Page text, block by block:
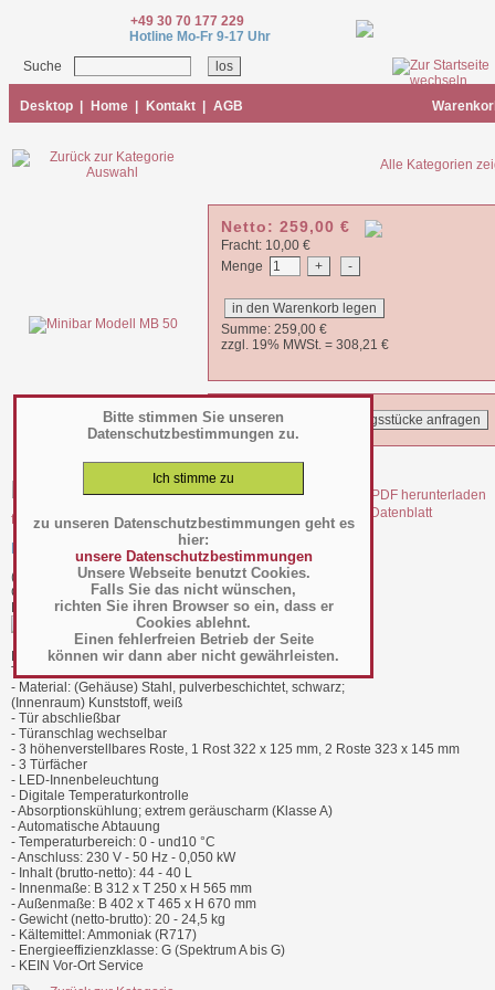
Bitte stimmen Sie unseren
Datenschutzbestimmungen zu.
zu unseren Datenschutzbestimmungen geht es
hier:
unsere Datenschutzbestimmungen
Unsere Webseite benutzt Cookies.
Falls Sie das nicht wünschen,
richten Sie ihren Browser so ein, dass er
Cookies ablehnt.
Einen fehlerfreien Betrieb der Seite
können wir dann aber nicht gewährleisten.
+49 30 70 177 229
Hotline Mo-Fr 9-17 Uhr
Suche
Desktop Home Kontakt AGB
Alle Kategorien
Netto: 259,00 €
Fracht: 10,00 €
Menge
Summe: 259,00 €
zzgl. 19% MWSt. = 308,21 €
file_19818_1.pdf Energielabel file_19818.pdf Datenblatt
Minibar Modell MB 50 U - 456-10071
(Art.-Nr.: 031.19.022)
GTIN: 4017337071753
Hersteller/Großhändler Saro
BTH 402 x 465 x 670 mm
Temp. 0°C bis 10°C
- Material: (Gehäuse) Stahl, pulverbeschichtet, schwarz;
(Innenraum) Kunststoff, weiß
- Tür abschließbar
- Türanschlag wechselbar
- 3 höhenverstellbares Roste, 1 Rost 322 x 125 mm, 2 Roste 323 x 145 mm
- 3 Türfächer
- LED-Innenbeleuchtung
- Digitale Temperaturkontrolle
- Absorptionskühlung; extrem geräuscharm (Klasse A)
- Automatische Abtauung
- Temperaturbereich: 0 - und10 °C
- Anschluss: 230 V - 50 Hz - 0,050 kW
- Inhalt (brutto-netto): 44 - 40 L
- Innenmaße: B 312 x T 250 x H 565 mm
- Außenmaße: B 402 x T 465 x H 670 mm
- Gewicht (netto-brutto): 20 - 24,5 kg
- Kältemittel: Ammoniak (R717)
- Energieeffizienzklasse: G (Spektrum A bis G)
- KEIN Vor-Ort Service